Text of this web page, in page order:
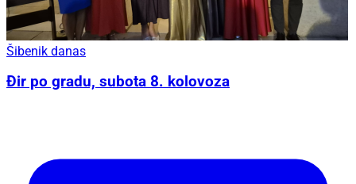
Šibenik danas
Đir po gradu, subota 8. kolovoza